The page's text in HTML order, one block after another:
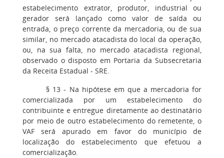
estabelecimento extrator, produtor, industrial ou
gerador será lançado como valor de saída ou
entrada, o preço corrente da mercadoria, ou de sua
similar, no mercado atacadista do local da operação,
ou, na sua falta, no mercado atacadista regional,
observado o disposto em Portaria da Subsecretaria
da Receita Estadual - SRE.
§ 13 - Na hipótese em que a mercadoria for
comercializada por um estabelecimento do
contribuinte e entregue diretamente ao destinatário
por meio de outro estabelecimento do remetente, o
VAF será apurado em favor do município de
localização do estabelecimento que efetuou a
comercialização.